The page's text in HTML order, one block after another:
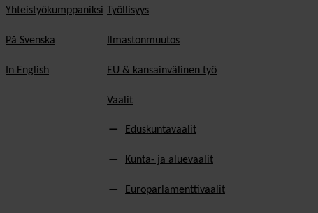
Yhteistyökumppaniksi
På Svenska
In English
Työllisyys
Ilmastonmuutos
EU & kansainvälinen työ
Vaalit
Eduskuntavaalit
Kunta- ja aluevaalit
Europarlamenttivaalit